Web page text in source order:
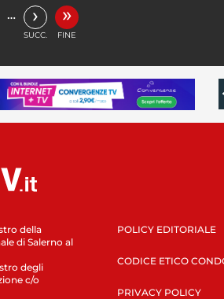
… ›
SUCC.
»
FINE
della
di Salerno al
degli
c/o
POLICY EDITORIALE
CODICE ETICO
PRIVACY POLICY